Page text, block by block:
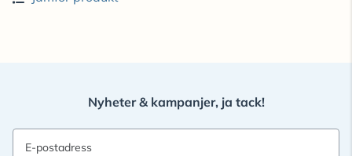
Nyheter & kampanjer, ja tack!
E-postadress